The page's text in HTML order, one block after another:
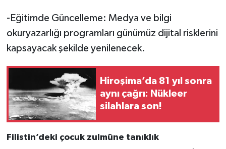
-Eğitimde Güncelleme: Medya ve bilgi
okuryazarlığı programları günümüz dijital risklerini
kapsayacak şekilde yenilenecek.
Hiroşima’da 81 yıl sonra
aynı çağrı: Nükleer
silahlara son!
Filistin’deki çocuk zulmüne tanıklık